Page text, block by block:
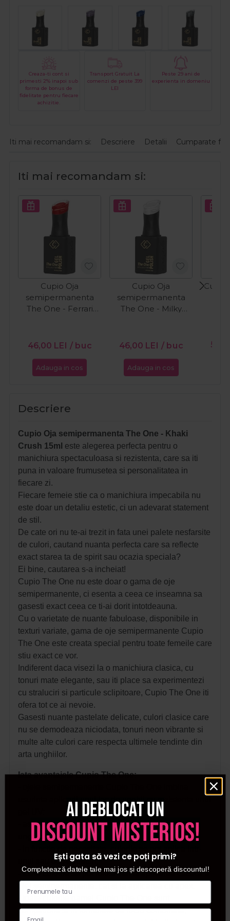
Creaza-ti cont si
primesti 2% inapoi sub
forma de bonus de
fidelitate pentru fiecare
achizitie.
Transport Gratuit La
comenzi de peste 399
LEI
Peste 29 ani de
experienta in domeniu
Iti mai recomandam si: Descriere Detalii Cumparate
Iti mai recomandam si:
Cupio Oja
semipermanenta
The One - Ferrari
46,00 LEI / buc
Adauga in cos
Cupio Oja
semipermanenta
The One - Milky
46,00 LEI / buc
Adauga in cos
Cupio
Descriere
Cupio Oja semipermanenta The One - Khaki
Crush 15ml este alegerea perfecta pentru o
manichiura spectaculoasa si rezistenta, care sa iti
puna in valoare frumusetea si personalitatea in
fiecare zi.
Fiecare femeie stie ca o manichiura impecabila nu
este doar un detaliu estetic, ci un adevarat statement
de stil.
De cate ori nu te-ai trezit in fata unei palete nesfarsite
de culori, cautand nuanta perfecta care sa reflecte
exact starea ta de spirit sau ocazia speciala?
Ei bine, cautarea s-a incheiat!
Cupio The One nu este doar o gama de oje
semipermanente, ci esenta a ceea ce inseamna sa
gasesti exact ceea ce ti-ai dorit intotdeauna.
Cu o varietate de nuante fabuloase, disponibile in
texturi variate, gama de oje semipermanente Cupio
The One este creata special pentru toate femeile care
stiu exact ce vor.
Indiferent daca visezi la o manichiura clasica, cu
tonuri mate elegante, sau iti place sa experimentezi
cu straluciri si particule sclipitoare, Cupio The One iti
ofera tot ce ai nevoie.
Gasesti nuante pastelate delicate, culori clasice care
nu se demodeaza niciodata, tonuri neon vibrante si
multe alte culori care respecta ultimele tendinte din
arta unghiilor.
Iata avantajele Cupio The One:
usurinta aplicarii unui lac de unghii cu rezistenta unui
- asigura o rezistenta de pana la 4-6 saptamani pe
unghii;
unul sau doua straturi;
- toate culorile se pot folosi atat la aplicarea clasica a
compatibile si in formulele de lucru combinate;
Ai deblocat un
discount misterios!
Ești gata să vezi ce poți primi?
Completează datele tale mai jos și descoperă discountul!